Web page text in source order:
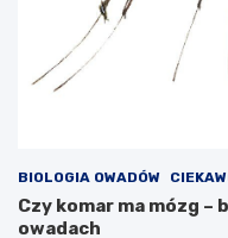
BIOLOGIA OWADÓW
Czy komar ma mózg
owadach